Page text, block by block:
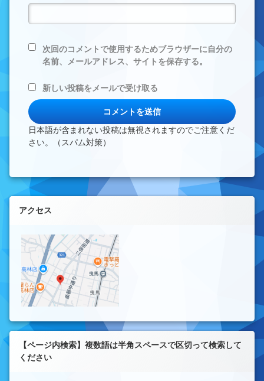
次回のコメントで使用するためブラウザーに自分の
名前、メールアドレス、サイトを保存する。
新しい投稿をメールで受け取る
日本語が含まれない投稿は無視されますのでご注意くだ
さい。（スパム対策）
左サイドバー
アクセス
【ページ内検索】複数語は半角スペースで区切って検索して
ください